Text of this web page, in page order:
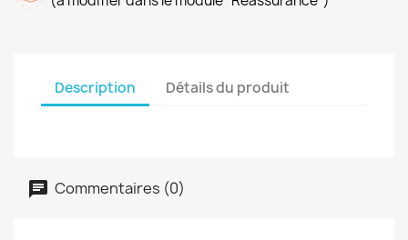
Description Détails du produit
Commentaires (0)